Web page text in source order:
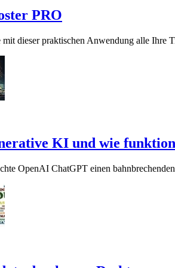
PRO
dieser praktischen Anwendung alle Ihre
KI und wie
OpenAI ChatGPT einen